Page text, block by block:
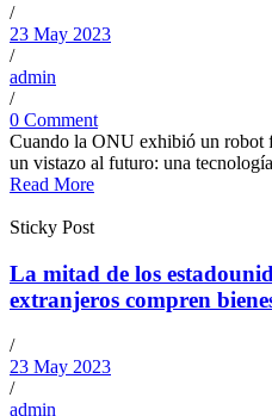
/
23 May 2023
/
admin
/
0 Comment
Cuando la ONU exhibió un robot
un vistazo al futuro: una
Read More
Sticky Post
La mitad de los
extranjeros compren
/
23 May 2023
/
admin